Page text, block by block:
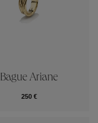
Bague Ariane
250 €